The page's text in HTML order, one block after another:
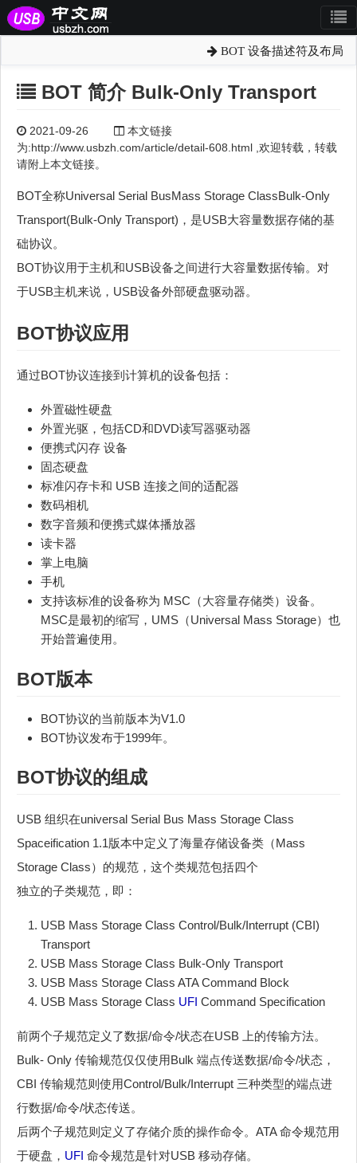
BOT 设备描述符及布局
BOT 简介 Bulk-Only Transport
2021-09-26
本文链接
为:http://www.usbzh.com/article/detail-608.html ,欢迎转载，转载
请附上本文链接。
BOT全称Universal Serial BusMass Storage ClassBulk-Only
Transport(Bulk-Only Transport)，是USB大容量数据存储的基
础协议。
BOT协议用于主机和USB设备之间进行大容量数据传输。对
于USB主机来说，USB设备外部硬盘驱动器。
BOT协议应用
通过BOT协议连接到计算机的设备包括：
外置磁性硬盘
外置光驱，包括CD和DVD读写器驱动器
便携式闪存 设备
固态硬盘
标准闪存卡和 USB 连接之间的适配器
数码相机
数字音频和便携式媒体播放器
读卡器
掌上电脑
手机
支持该标准的设备称为 MSC（大容量存储类）设备。
MSC是最初的缩写，UMS（Universal Mass Storage）也
开始普遍使用。
BOT版本
BOT协议的当前版本为V1.0
BOT协议发布于1999年。
BOT协议的组成
USB 组织在universal Serial Bus Mass Storage Class
Spaceification 1.1版本中定义了海量存储设备类（Mass
Storage Class）的规范，这个类规范包括四个
独立的子类规范，即：
USB Mass Storage Class Control/Bulk/Interrupt (CBI)
Transport
USB Mass Storage Class Bulk-Only Transport
USB Mass Storage Class ATA Command Block
USB Mass Storage Class UFI Command Specification
前两个子规范定义了数据/命令/状态在USB 上的传输方法。
Bulk- Only 传输规范仅仅使用Bulk 端点传送数据/命令/状态，
CBI 传输规范则使用Control/Bulk/Interrupt 三种类型的端点进
行数据/命令/状态传送。
后两个子规范则定义了存储介质的操作命令。ATA 命令规范用
于硬盘， UFI 命令规范是针对USB 移动存储。